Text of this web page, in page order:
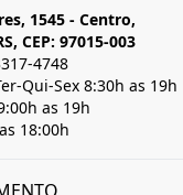
1545 - Centro,
CEP: 97015-003
4748
Qui-Sex 8:30h as 19h
as 19h
18:00h